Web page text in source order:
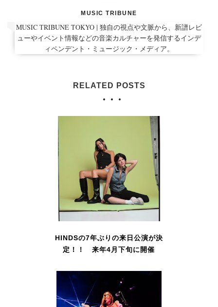
MUSIC TRIBUNE
MUSIC TRIBUNE TOKYO | 独自の視点や文脈から、新譜レビ
ューやイベント情報などの音楽カルチャーを発信するインデ
ィペンデント・ミュージック・メディア。
RELATED POSTS
HINDSの7年ぶりの来日公演が決
定！！ 来年4月下旬に開催